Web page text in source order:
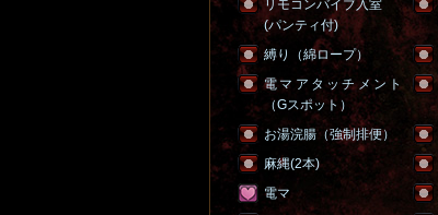
リモコンバイブ入室
(パンティ付)
縛り（綿ロープ）
電マアタッチメント
（Gスポット）
お湯浣腸（強制排便）
麻縄(2本)
電マ